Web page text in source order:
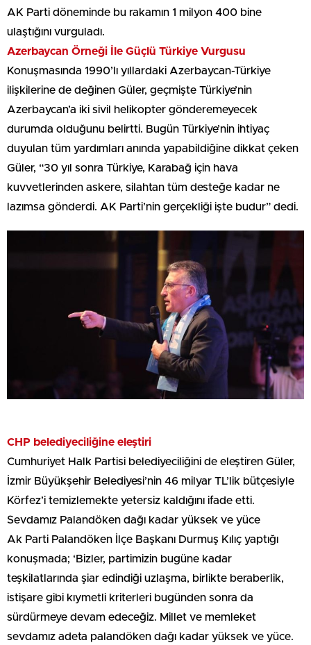
AK Parti döneminde bu rakamın 1 milyon 400 bine
ulaştığını vurguladı.
Azerbaycan Örneği İle Güçlü Türkiye Vurgusu
Konuşmasında 1990’lı yıllardaki Azerbaycan-Türkiye
ilişkilerine de değinen Güler, geçmişte Türkiye’nin
Azerbaycan’a iki sivil helikopter gönderemeyecek
durumda olduğunu belirtti. Bugün Türkiye’nin ihtiyaç
duyulan tüm yardımları anında yapabildiğine dikkat çeken
Güler, “30 yıl sonra Türkiye, Karabağ için hava
kuvvetlerinden askere, silahtan tüm desteğe kadar ne
lazımsa gönderdi. AK Parti’nin gerçekliği işte budur” dedi.
CHP belediyeciliğine eleştiri
Cumhuriyet Halk Partisi belediyeciliğini de eleştiren Güler,
İzmir Büyükşehir Belediyesi’nin 46 milyar TL’lik bütçesiyle
Körfez’i temizlemekte yetersiz kaldığını ifade etti.
Sevdamız Palandöken dağı kadar yüksek ve yüce
Ak Parti Palandöken İlçe Başkanı Durmuş Kılıç yaptığı
konuşmada; ‘Bizler, partimizin bugüne kadar
teşkilatlarında şiar edindiği uzlaşma, birlikte beraberlik,
istişare gibi kıymetli kriterleri bugünden sonra da
sürdürmeye devam edeceğiz. Millet ve memleket
sevdamız adeta palandöken dağı kadar yüksek ve yüce.